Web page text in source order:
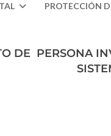
PROTECCIÓN
DE PERSONA